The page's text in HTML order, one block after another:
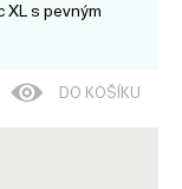
XL s pevným
DO KOŠÍKU